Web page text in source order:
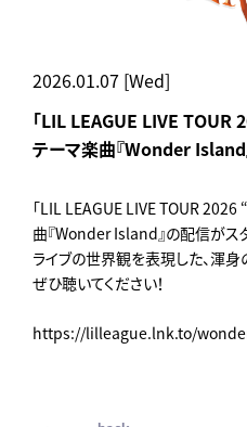
2026.01.07 [Wed]
「LIL LEAGUE LIVE
テーマ楽曲『Wonder Island
「LIL LEAGUE LIVE TOUR
曲『Wonder Island』の配信がス
ライブの世界観を表現した、渾
ぜひ聴いてください！
https://lilleague.lnk.to/